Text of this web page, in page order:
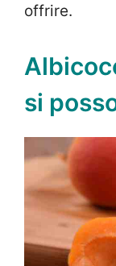
offrire.
si